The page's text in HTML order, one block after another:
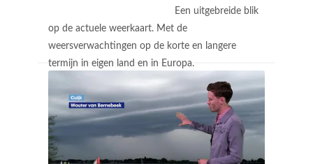
Een uitgebreide blik
op de actuele weerkaart. Met de
weersverwachtingen op de korte en langere
termijn in eigen land en in Europa.